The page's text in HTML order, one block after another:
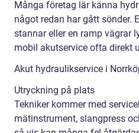
Många företag lär känna
något redan har gått sönder.
stannar eller en ramp vägrar
mobil akutservice ofta direkt
Akut hydraulikservice i
Utryckning på plats
Tekniker kommer med
mätinstrument, slangpress